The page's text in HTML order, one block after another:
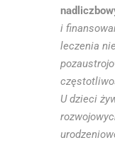
i
leczenia
U dzieci